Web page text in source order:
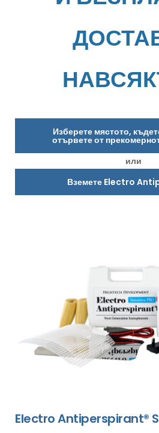
Изберете мястото,
отървете от
или
Вземете Electro
Electro Antiperspirant®